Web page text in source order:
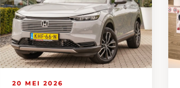
20 MEI 2026